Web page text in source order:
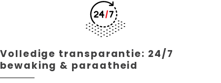
Volledige transparantie: 24/7
bewaking & paraatheid